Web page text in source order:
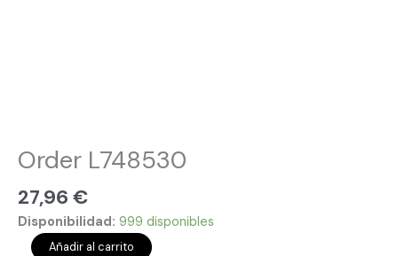
Order L748530
27,96 €
Disponibilidad: 999 disponibles
Añadir al carrito